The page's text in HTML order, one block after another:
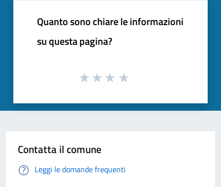
Quanto sono chiare le informazioni
su questa pagina?
Contatta il comune
Leggi le domande frequenti